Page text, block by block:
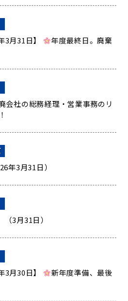
3月31日】
年度最終日。廃棄
会社の総務経理・営業事務のリ
年3月31日）
（3月31日）
3月30日】
新年度準備、最後